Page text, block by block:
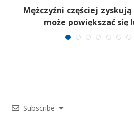
Mężczyźni częściej
może powiększać się
Subscribe